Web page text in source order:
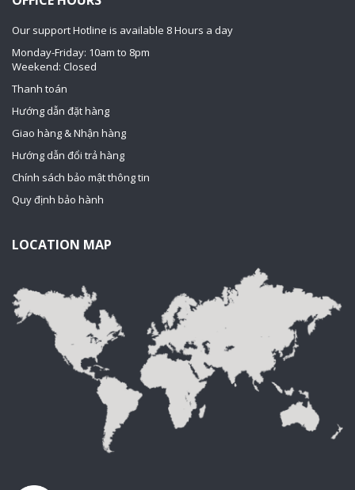
Our support Hotline is available 8 Hours a day
Monday-Friday: 10am to 8pm
Weekend: Closed
Thanh toán
Hướng dẫn đặt hàng
Giao hàng & Nhận hàng
Hướng dẫn đổi trả hàng
Chính sách bảo mật thông tin
Quy định bảo hành
LOCATION MAP